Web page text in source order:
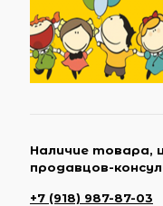
Наличие товара,
продавцов-
+7 (918) 987-87-03